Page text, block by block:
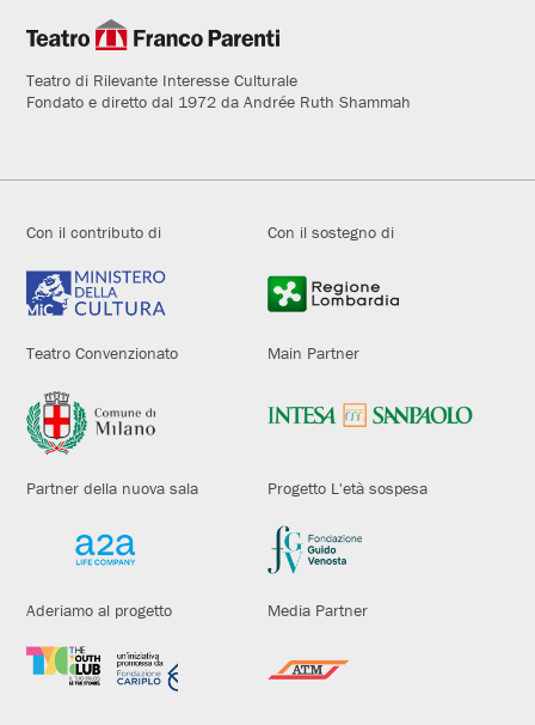
Teatro di Rilevante Interesse Culturale
Fondato e diretto dal 1972 da Andrée Ruth Shammah
Con il contributo di Con il sostegno di
Teatro Convenzionato Main Partner
Partner della nuova sala Progetto L'età sospesa
Aderiamo al progetto Media Partner